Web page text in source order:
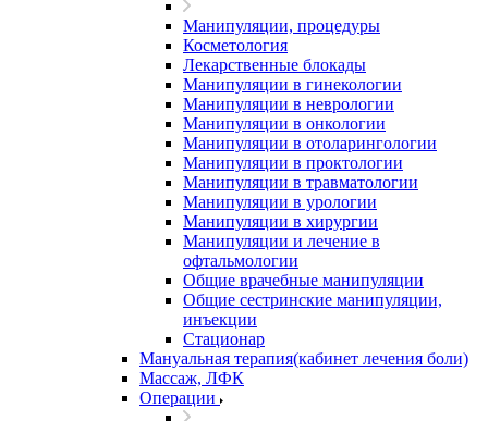
Манипуляции, процедуры
Косметология
Лекарственные блокады
Манипуляции в гинекологии
Манипуляции в неврологии
Манипуляции в онкологии
Манипуляции в отоларингологии
Манипуляции в проктологии
Манипуляции в травматологии
Манипуляции в урологии
Манипуляции в хирургии
Манипуляции и лечение в
офтальмологии
Общие врачебные манипуляции
Общие сестринские манипуляции,
инъекции
Стационар
Мануальная терапия(кабинет лечения боли)
Массаж, ЛФК
Операции